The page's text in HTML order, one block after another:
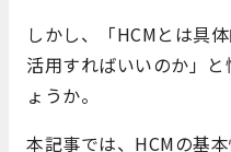
しかし、「HCMとは具
活用すればいいのか」
ょうか。
本記事では、HCMの基